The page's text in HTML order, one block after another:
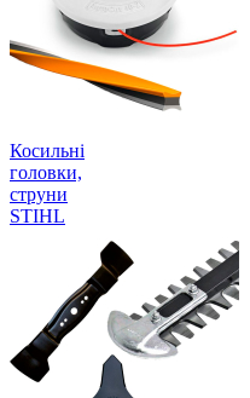
Косильні
головки,
струни
STIHL